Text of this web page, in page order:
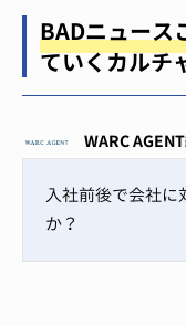
BADニュース
ていくカルチ
WARC
入社前後で会社に
か？